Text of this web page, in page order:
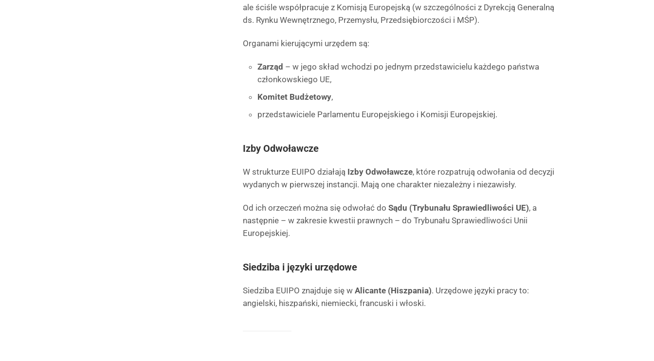
ale ściśle współpracuje z Komisją Europejską (w szczególności z Dyrekcją Generalną
ds. Rynku Wewnętrznego, Przemysłu, Przedsiębiorczości i MŚP).
Organami kierującymi urzędem są:
Zarząd – w jego skład wchodzi po jednym przedstawicielu każdego państwa
członkowskiego UE,
Komitet Budżetowy,
przedstawiciele Parlamentu Europejskiego i Komisji Europejskiej.
Izby Odwoławcze
W strukturze EUIPO działają Izby Odwoławcze, które rozpatrują odwołania od decyzji
wydanych w pierwszej instancji. Mają one charakter niezależny i niezawisły.
Od ich orzeczeń można się odwołać do Sądu (Trybunału Sprawiedliwości UE), a
następnie – w zakresie kwestii prawnych – do Trybunału Sprawiedliwości Unii
Europejskiej.
Siedziba i języki urzędowe
Siedziba EUIPO znajduje się w Alicante (Hiszpania). Urzędowe języki pracy to:
angielski, hiszpański, niemiecki, francuski i włoski.